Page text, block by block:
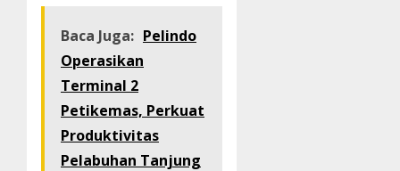
Baca Juga: Pelindo
Operasikan
Terminal 2
Petikemas, Perkuat
Produktivitas
Pelabuhan Tanjung